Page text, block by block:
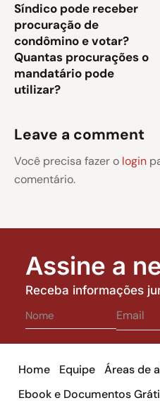
Síndico pode receber
procuração de
condômino e votar?
Quantas procurações o
mandatário pode
utilizar?
Leave a comment
Você precisa fazer o login
comentário.
Assine a
Receba informações
Home Equipe Áreas de
Ebook e Documentos